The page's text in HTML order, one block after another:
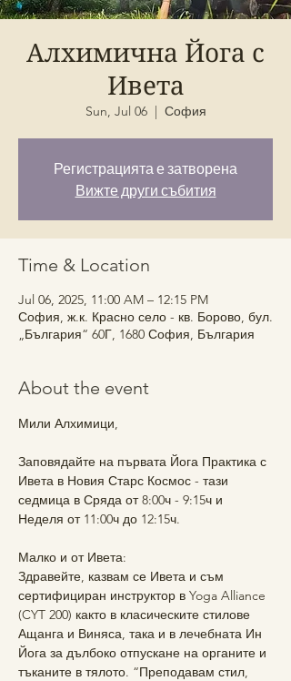
Алхимична Йога с
Ивета
Sun, Jul 06
  |
София
Регистрацията е затворена
Вижте други събития
Time & Location
Jul 06, 2025, 11:00 AM – 12:15 PM
София, ж.к. Красно село - кв. Борово, бул.
„България“ 60Г, 1680 София, България
About the event
Мили Алхимици,
Заповядайте на първата Йога Практика с
Ивета в Новия Старс Космос - тази
седмица в Сряда от 8:00ч - 9:15ч и
Неделя от 11:00ч до 12:15ч.
Малко и от Ивета:
Здравейте, казвам се Ивета и съм
сертифициран инструктор в Yoga Alliance
(CYT 200) както в класическите стилове
Ащанга и Виняса, така и в лечебната Ин
Йога за дълбоко отпускане на органите и
тъканите в тялото. “Преподавам стил,